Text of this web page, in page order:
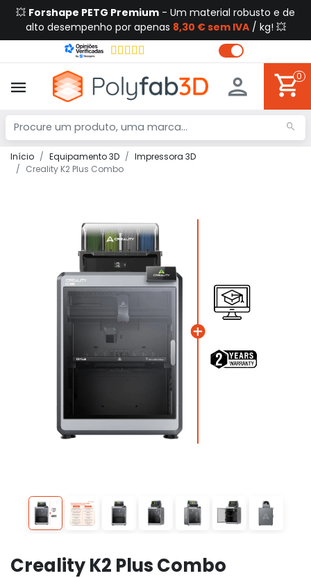
💥 Forshape PETG Premium - Um material robusto e de
alto desempenho por apenas 8,30 € sem IVA/ kg! 💥
0
Início Equipamento 3D
Impressora 3D
Creality K2 Plus Combo
Creality K2 Plus Combo